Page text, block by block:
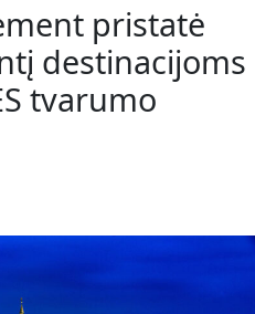
pristatė
destinacijoms
tvarumo